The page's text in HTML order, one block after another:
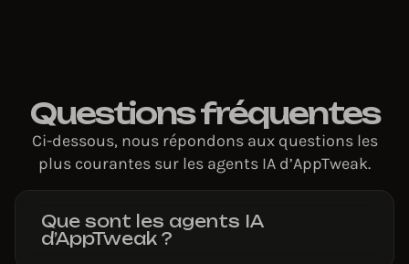
Questions fréquentes
Ci-dessous, nous répondons aux questions les
plus courantes sur les agents IA d’AppTweak.
Que sont les agents IA
d’AppTweak ?